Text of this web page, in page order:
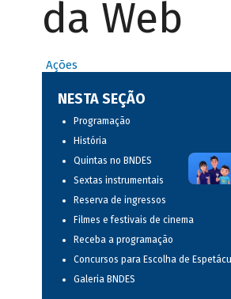
da Web
Ações
NESTA SEÇÃO
Programação
História
Quintas no BNDES
Sextas instrumentais
Reserva de ingressos
Filmes e festivais de cinema
Receba a programação
Concursos para Escolha de
Galeria BNDES